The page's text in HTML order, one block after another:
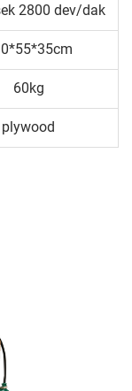
2800 dev/dak
60kg
plywood